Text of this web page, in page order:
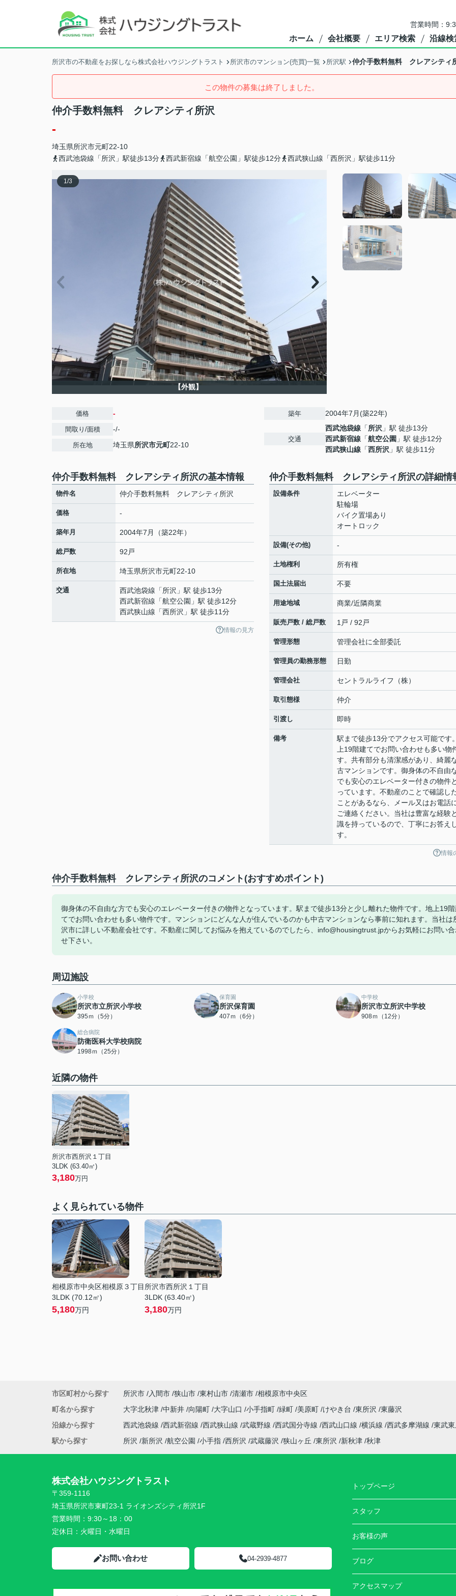
営業時間：
ホーム 会社概要 エリア検索 沿線検
所沢市の不動産をお探しなら株式会社ハウジングトラスト 所沢市のマンション(売買)一覧 所沢駅 仲介手数料無料 クレアシティ
この物件の募集は終了しました。
仲介手数料無料 クレアシティ所沢
-
埼玉県所沢市元町22-10
西武池袋線「所沢」駅徒歩13分
西武新宿線「航空公園」駅徒歩12分 西武狭山線「西所沢」駅徒歩11分
1/3
【外観】
価格 -
間取り/面積 -/-
所在地 埼玉県所沢市元町22-10
築年 2004年7月(築22年)
交通
西武池袋線 「所沢 」駅 徒歩13分
西武新宿線 「航空公園 」駅 徒歩12分
西武狭山線 「西所沢 」駅 徒歩11分
仲介手数料無料 クレアシティ所沢の基本情報
物件名 仲介手数料無料 クレアシティ所沢
価格 -
築年月 2004年7月（築22年）
総戸数 92戸
所在地 埼玉県所沢市元町22-10
交通 西武池袋線 「所沢 」駅 徒歩13分
西武新宿線 「航空公園 」駅 徒歩12分
西武狭山線 「西所沢 」駅 徒歩11分
情報の見方
仲介手数料無料 クレアシティ所沢の詳細情
設備条件
エレベーター
駐輪場
バイク置場あり
オートロック
設備(その他) -
土地権利 所有権
国土法届出 不要
用途地域 商業/近隣商業
販売戸数 / 総戸数 1戸 / 92戸
管理形態 管理会社に全部委託
管理員の勤務形態 日勤
管理会社 セントラルライフ（株）
取引態様 仲介
引渡し 即時
備考
駅まで徒歩13分でアクセス可能です
上19階建てでお問い合わせも多い物
す。共有部分も清潔感があり、綺麗
古マンションです。御身体の不自由
でも安心のエレベーター付きの物件
っています。不動産のことで確認し
ことがあるなら、メール又はお電話
ご連絡ください。当社は豊富な経験
識を持っているので、丁寧にお答え
す。
情報
仲介手数料無料 クレアシティ所沢のコメント(おすすめポイント)
御身体の不自由な方でも安心のエレベーター付きの物件となっています。駅まで徒歩13分と少し離れた物件です。地上19
てでお問い合わせも多い物件です。マンションにどんな人が住んでいるのかも中古マンションなら事前に知れます。当社は
沢市に詳しい不動産会社です。不動産に関してお悩みを抱えているのでしたら、info@housingtrust.jpからお気軽にお問い
せ下さい。
周辺施設
小学校
所沢市立所沢小学校
395ｍ（5分）
保育園
所沢保育園
407ｍ（6分）
中学校
所沢市立所沢中学校
908ｍ（12分）
総合病院
防衛医科大学校病院
1998ｍ（25分）
近隣の物件
所沢市西所沢１丁目
3LDK (63.40㎡)
3,180万円
よく見られている物件
相模原市中央区相模原３丁目
3LDK (70.12㎡)
5,180万円
所沢市西所沢１丁目
3LDK (63.40㎡)
3,180万円
市区町村から探す 所沢市 入間市 狭山市 東村山市 清瀬市 相模原市中央区
町名から探す
大字北秋津 中新井 向陽町 大字山口 小手指町 緑町 美原町 けやき台 東所沢
東藤沢
沿線から探す
西武池袋線 西武新宿線 西武狭山線 武蔵野線 西武国分寺線 西武山口線 横浜線 西武多摩湖線 東武
駅から探す
所沢 新所沢 航空公園 小手指 西所沢 武蔵藤沢 狭山ヶ丘 東所沢 新秋津 秋津
株式会社ハウジングトラスト
〒359-1116
埼玉県所沢市東町23-1 ライオンズシティ所沢1F
営業時間： 9:30～18：00
定休日： 火曜日・水曜日
お問い合わせ 04-2939-4877
トップページ
スタッフ
お客様の声
ブログ
アクセスマップ